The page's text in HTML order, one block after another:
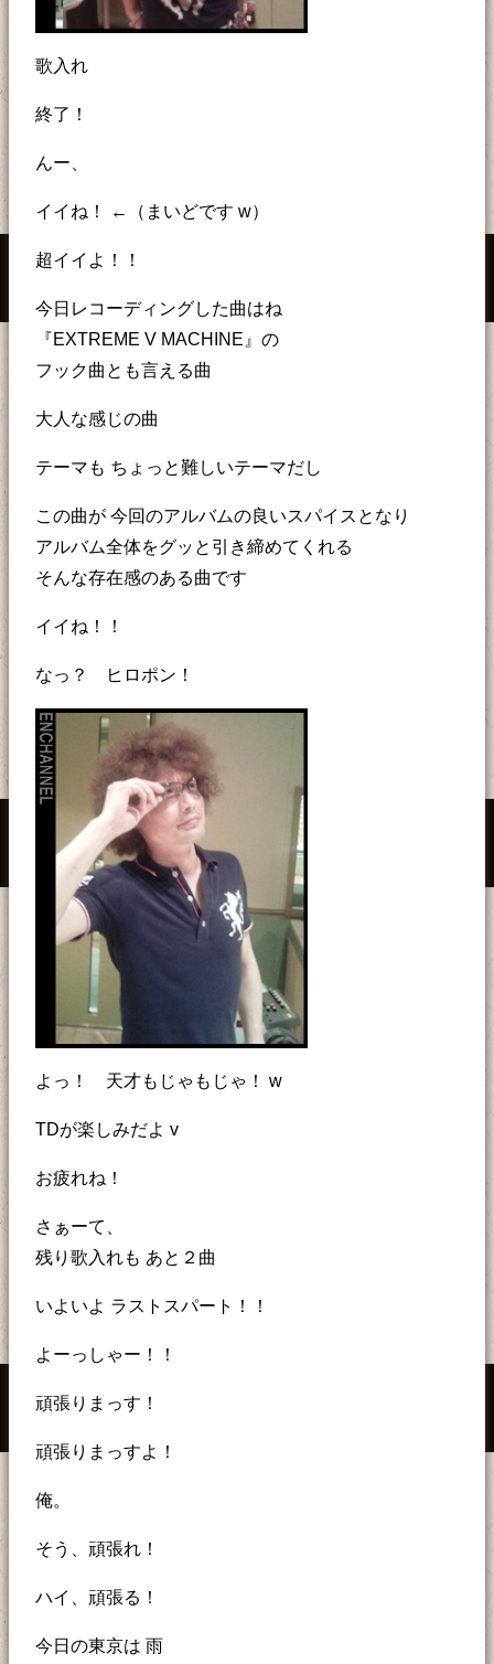
歌入れ
終了！
んー、
イイね！ ←（まいどです w）
超イイよ！！
今日レコーディングした曲はね
『EXTREME V MACHINE』の
フック曲とも言える曲
大人な感じの曲
テーマも ちょっと難しいテーマだし
この曲が 今回のアルバムの良いスパイスとなり
アルバム全体をグッと引き締めてくれる
そんな存在感のある曲です
イイね！！
なっ？ ヒロポン！
よっ！ 天才もじゃもじゃ！ w
TDが楽しみだよ v
お疲れね！
さぁーて、
残り歌入れも あと２曲
いよいよ ラストスパート！！
よーっしゃー！！
頑張りまっす！
頑張りまっすよ！
俺。
そう、頑張れ！
ハイ、頑張る！
今日の東京は 雨